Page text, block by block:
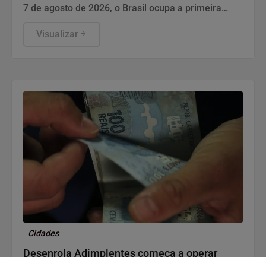
7 de agosto de 2026, o Brasil ocupa a primeira
conteúdo em Supply Chain & Logística no LinkedIn,
medir influência.
Visualizar
Cidades
Desenrola Adimplentes começa a operar